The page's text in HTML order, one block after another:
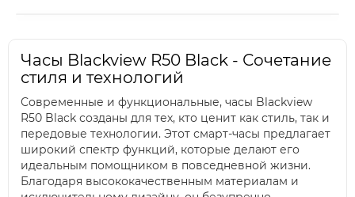
Часы Blackview R50 Black - Сочетание
стиля и технологий
Современные и функциональные, часы Blackview
R50 Black созданы для тех, кто ценит как стиль, так и
передовые технологии. Этот смарт-часы предлагает
широкий спектр функций, которые делают его
идеальным помощником в повседневной жизни.
Благодаря высококачественным материалам и